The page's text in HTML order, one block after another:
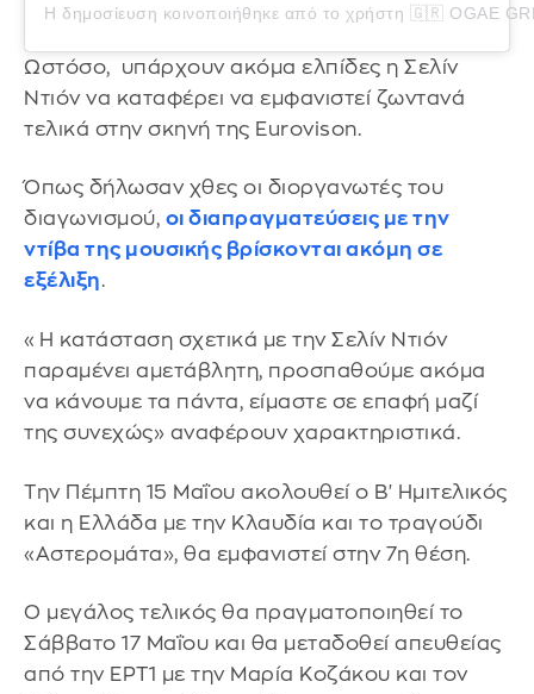
Η δημοσίευση κοινοποιήθηκε από το χρήστη 🇬🇷 OGAE
Ωστόσο, υπάρχουν ακόμα ελπίδες η Σελίν
Ντιόν να καταφέρει να εμφανιστεί ζωντανά
τελικά στην σκηνή της Eurovison.
Όπως δήλωσαν χθες οι διοργανωτές του
διαγωνισμού, οι διαπραγματεύσεις με την
ντίβα της μουσικής βρίσκονται ακόμη σε
εξέλιξη.
«Η κατάσταση σχετικά με την Σελίν Ντιόν
παραμένει αμετάβλητη, προσπαθούμε ακόμα
να κάνουμε τα πάντα, είμαστε σε επαφή μαζί
της συνεχώς» αναφέρουν χαρακτηριστικά.
Την Πέμπτη 15 Μαΐου ακολουθεί ο Β' Ημιτελικός
και η Ελλάδα με την Κλαυδία και το τραγούδι
«Αστερομάτα», θα εμφανιστεί στην 7η θέση.
Ο μεγάλος τελικός θα πραγματοποιηθεί το
Σάββατο 17 Μαΐου και θα μεταδοθεί απευθείας
από την ΕΡΤ1 με την Μαρία Κοζάκου και τον